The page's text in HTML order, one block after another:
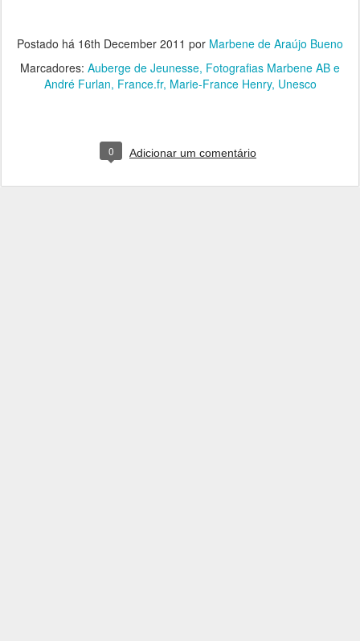
Postado há 16th December 2011 por Marbene de Araújo Bueno
Marcadores: Auberge de Jeunesse Fotografias Marbene AB e
André Furlan France.fr Marie-France Henry Unesco
0 Adicionar um comentário